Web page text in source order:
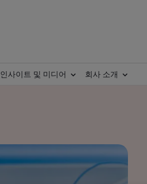
인사이트 및 미디어 회사 소개